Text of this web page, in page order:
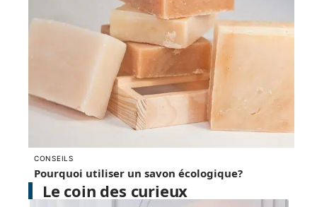
CONSEILS
Pourquoi utiliser un savon écologique?
Le coin des curieux